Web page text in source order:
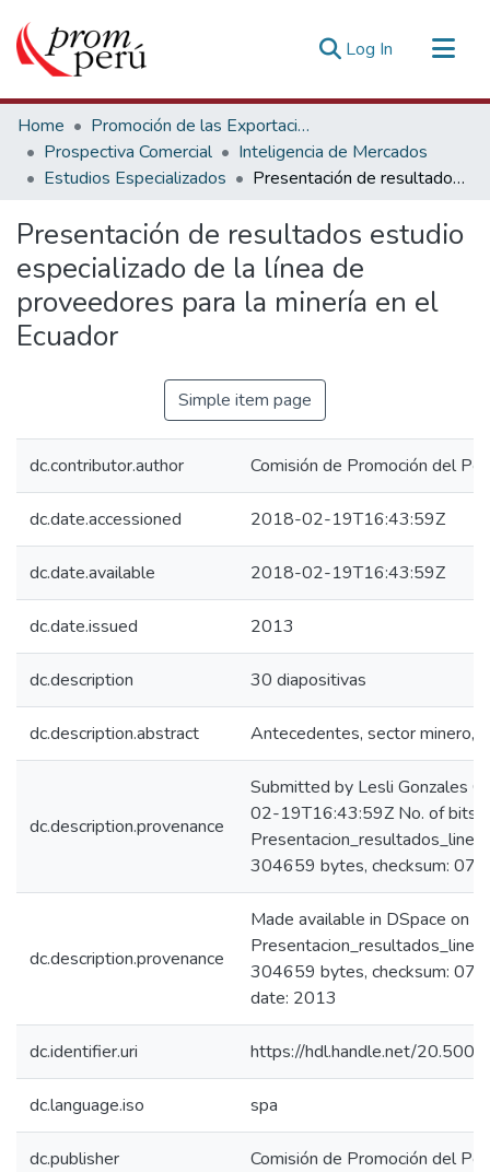
Log In (current)
Communities & Collections
All of DSpace
Statistics
Estadísticas Externas
Home
Promoción de las Exportaciones
Prospectiva Comercial
Inteligencia de Mercados
Estudios Especializados
Presentación de resultados estudio especializado de la línea de proveedores para la minería en el Ecuador
Presentación de resultados estudio
especializado de la línea de
proveedores para la minería en el
Ecuador
Simple item page
dc.contributor.author Comisión de Promoción del
dc.date.accessioned 2018-02-19T16:43:59Z
dc.date.available 2018-02-19T16:43:59Z
dc.date.issued 2013
dc.description 30 diapositivas
dc.description.abstract Antecedentes, sector minero,
dc.description.provenance
Submitted by Lesli Gonzales
02-19T16:43:59Z No. of
304659 bytes, checksum:
dc.description.provenance
Made available in DSpace on
304659 bytes, checksum:
date: 2013
dc.identifier.uri https://hdl.handle.net/
dc.language.iso spa
dc.publisher Comisión de Promoción del